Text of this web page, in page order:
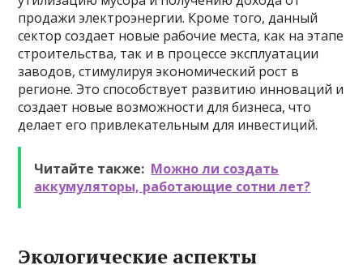
продажи электроэнергии. Кроме того, данный
сектор создает новые рабочие места, как на этапе
строительства, так и в процессе эксплуатации
заводов, стимулируя экономический рост в
регионе. Это способствует развитию инноваций и
создает новые возможности для бизнеса, что
делает его привлекательным для инвестиций.
Читайте также: Можно ли создать
аккумуляторы, работающие сотни лет?
Экологические аспекты